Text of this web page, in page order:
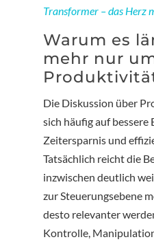
Transformer – das Herz
Warum es
mehr nur
Die Diskussion über
sich häufig auf bessere
Zeitersparnis und
Tatsächlich reicht die
inzwischen deutlich
zur Steuerungsebene
desto relevanter
Kontrolle,